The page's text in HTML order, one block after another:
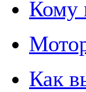
Кому
Как